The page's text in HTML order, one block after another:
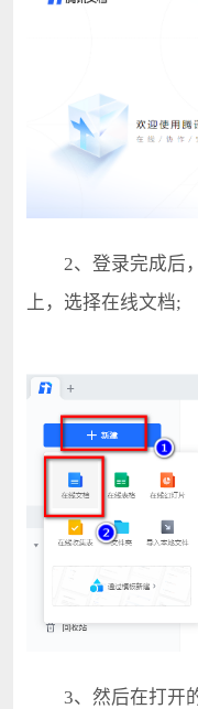
2、登录完成后，
上，选择在线文档;
3、然后在打开的